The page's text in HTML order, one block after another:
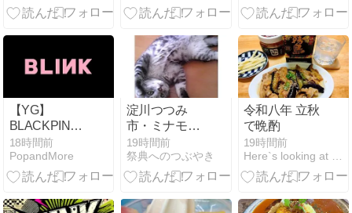
／キミ推しフ
イブ
【YG】
BLACKPINK
のファンがゴ
ルフクラブを
もって事務所
18時間前
PopandMore
淀川つつみ
市・ミナモ十
三(大阪市淀川
区) (再掲載)
19時間前
祭典へのつぶやき
令和八年 立秋
で晩酌
19時間前